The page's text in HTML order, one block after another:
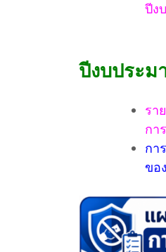
ปีง
ปีงบประม
รา
กา
กา
ขอ